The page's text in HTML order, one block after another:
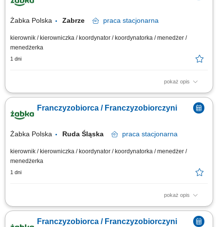
asortymentu sklepu do potrzeb lokalnego rynku. Współpraca z centralą w
Żabka Polska Zabrze praca stacjonarna
kierownik / kierowniczka / koordynator / koordynatorka / menedżer /
menedżerka
1 dni
pokaż opis
Główne zadania: Prowadzenie własnej działalności gospodarczej w
oparciu o sprawdzony model biznesowy. Dbanie o wysoką jakość obsługi.
Monitorowanie stanów magazynowych i zamówień. Dostosowywanie
asortymentu sklepu do potrzeb lokalnego rynku. Współpraca z centralą w
Franczyzobiorca / Franczyzobiorczyni
Żabka Polska Ruda Śląska praca stacjonarna
kierownik / kierowniczka / koordynator / koordynatorka / menedżer /
menedżerka
1 dni
pokaż opis
Główne zadania: Prowadzenie własnej działalności gospodarczej w
oparciu o sprawdzony model biznesowy. Dbanie o wysoką jakość obsługi.
Monitorowanie stanów magazynowych i zamówień. Dostosowywanie
Franczyzobiorca / Franczyzobiorczyni